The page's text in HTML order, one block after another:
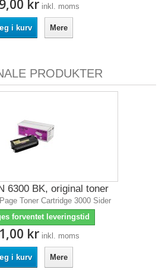
kr inkl. moms
i kurv Mere
PRODUKTER
6300 BK, original toner
Toner Cartridge 3000 Sider
forventet leveringstid
kr inkl. moms
i kurv Mere